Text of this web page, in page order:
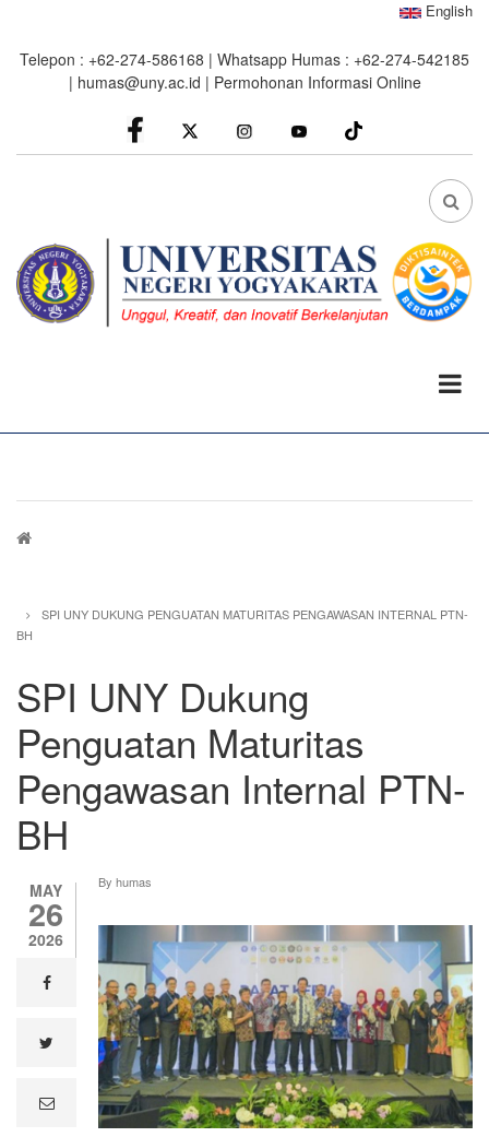
main
English
Telepon : +62-274-586168 | Whatsapp Humas : +62-274-542185
| humas@uny.ac.id | Permohonan Informasi Online
facebook
Instagram youtube
FA
Breadcrumb
SPI UNY DUKUNG PENGUATAN MATURITAS PENGAWASAN INTERNAL PTN-
BH
SPI UNY Dukung
Penguatan Maturitas
Pengawasan Internal PTN-
BH
MAY
26
2026
0%
read
facebook
e
By humas